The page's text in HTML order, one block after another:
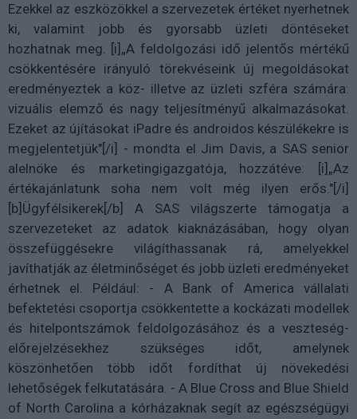
Ezekkel az eszközökkel a szervezetek értéket nyerhetnek
ki, valamint jobb és gyorsabb üzleti döntéseket
hozhatnak meg. [i]„A feldolgozási idő jelentős mértékű
csökkentésére irányuló törekvéseink új megoldásokat
eredményeztek a köz- illetve az üzleti szféra számára:
vizuális elemző és nagy teljesítményű alkalmazásokat.
Ezeket az újításokat iPadre és androidos készülékekre is
megjelentetjük"[/i] - mondta el Jim Davis, a SAS senior
alelnöke és marketingigazgatója, hozzátéve: [i]„Az
értékajánlatunk soha nem volt még ilyen erős."[/i]
[b]Ügyfélsikerek[/b] A SAS világszerte támogatja a
szervezeteket az adatok kiaknázásában, hogy olyan
összefüggésekre világíthassanak rá, amelyekkel
javíthatják az életminőséget és jobb üzleti eredményeket
érhetnek el. Például: - A Bank of America vállalati
befektetési csoportja csökkentette a kockázati modellek
és hitelpontszámok feldolgozásához és a veszteség-
előrejelzésekhez szükséges időt, amelynek
köszönhetően több időt fordíthat új növekedési
lehetőségek felkutatására. - A Blue Cross and Blue Shield
of North Carolina a kórházaknak segít az egészségügyi